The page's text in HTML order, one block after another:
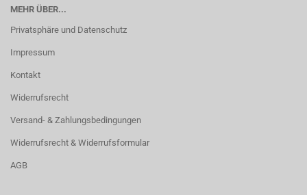
MEHR ÜBER...
Privatsphäre und Datenschutz
Impressum
Kontakt
Widerrufsrecht
Versand- & Zahlungsbedingungen
Widerrufsrecht & Widerrufsformular
AGB